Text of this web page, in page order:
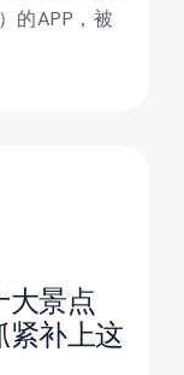
的APP，被
大景点
补上这